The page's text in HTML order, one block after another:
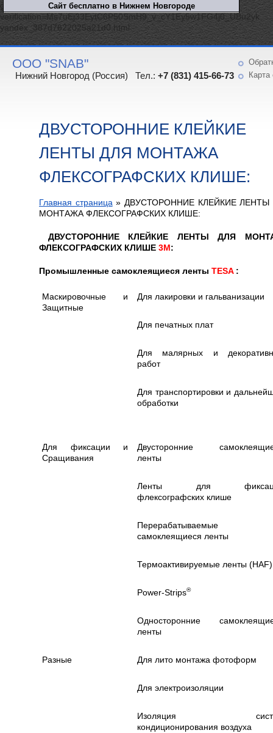
google-site-
verification=Ms7uEj33EytC6P50SmH9_v_cY1Ey5w1FG4j0_UBu2yk
yandex_387d7622025a21d0.html
ООО "SNAB"
Нижний Новгород (Россия) Тел.: +7 (831) 415-66-73
Карта
ДВУСТОРОННИЕ КЛЕЙКИЕ
ЛЕНТЫ ДЛЯ МОНТАЖА
ФЛЕКСОГРАФСКИХ КЛИШЕ:
Главная страница » ДВУСТОРОННИЕ КЛЕЙКИЕ ЛЕНТЫ
МОНТАЖА ФЛЕКСОГРАФСКИХ КЛИШЕ:
ДВУСТОРОННИЕ КЛЕЙКИЕ ЛЕНТЫ ДЛЯ
ФЛЕКСОГРАФСКИХ КЛИШЕ 3М:
Промышленные самоклеящиеся ленты TESA:
Маскировочные и
Защитные
Для лакировки и гальванизации
Для печатных плат
Для малярных и
работ
Для транспортировки и
обработки
Для фиксации и
Сращивания
Двусторонние
ленты
Ленты для
флексографских клише
Перерабатываемые
самоклеящиеся ленты
Термоактивируемые ленты (HAF)
Power-Strips®
Односторонние
ленты
Разные Для лито монтажа фотоформ
Для электроизоляции
Изоляция
кондиционирования воздуха